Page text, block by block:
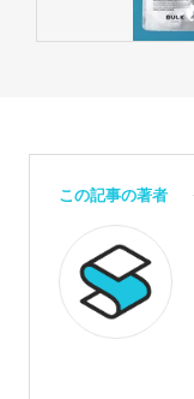
この記事の著者